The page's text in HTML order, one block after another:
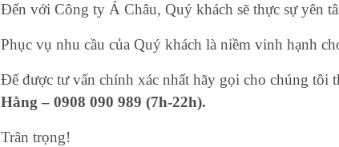
Đến với Công ty Á Châu, Quý khách sẽ thực sự yên
Phục vụ nhu cầu của Quý khách là niềm vinh hạnh
Để được tư vấn chính xác nhất hãy gọi cho chúng tôi
Hằng – 0908 090 989 (7h-22h).
Trân trọng!